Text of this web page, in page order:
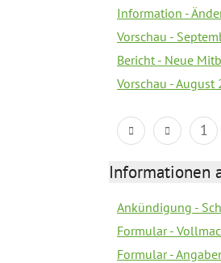
Information -
Vorschau -
Bericht - Neue
Vorschau - August
1
Informationen
Ankündigung -
Formular -
Formular -